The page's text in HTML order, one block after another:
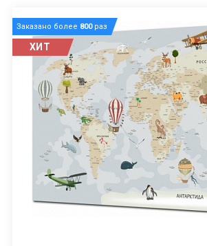
Заказано более 800раз
ХИТ